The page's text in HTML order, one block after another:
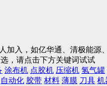
人加入，如亿华通、清极能
，请点击下方关键词试试
涂布机 点胶机 压缩机 氢气罐
自动化 胶带 材料 薄膜 刀具 机